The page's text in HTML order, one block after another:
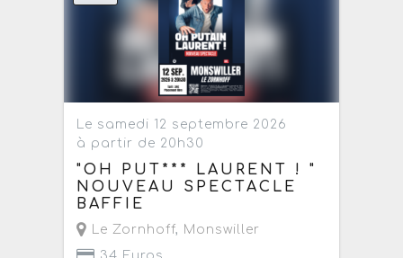
Le samedi 12 septembre 2026
à partir de 20h30
"OH PUT*** LAURENT ! "
NOUVEAU SPECTACLE
BAFFIE
Le Zornhoff, Monswiller